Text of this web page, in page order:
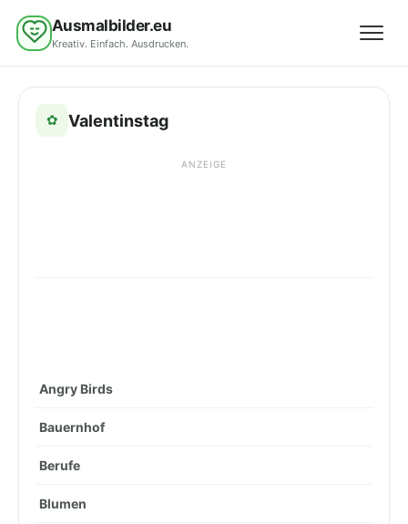
Ausmalbilder.eu
Kreativ. Einfach. Ausdrucken.
✿ Valentinstag
ANZEIGE
Angry Birds
Bauernhof
Berufe
Blumen